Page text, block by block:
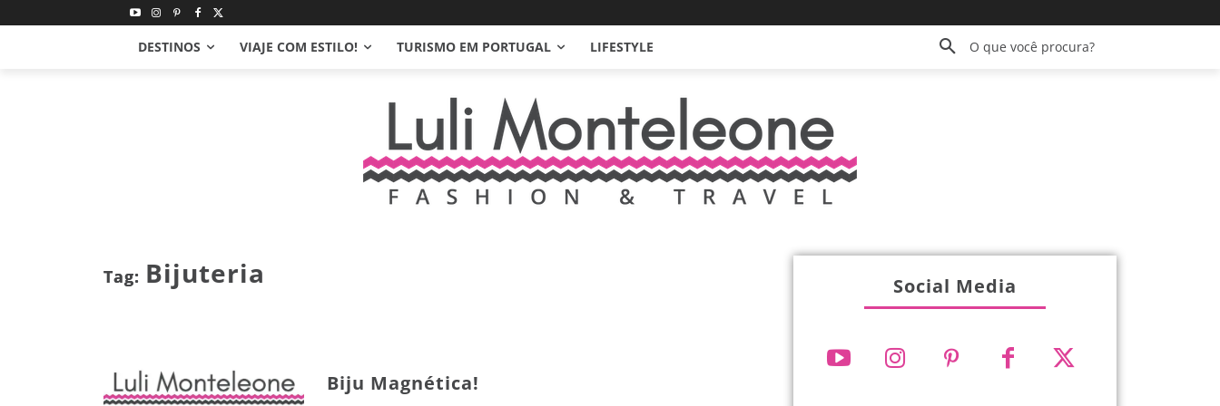
DESTINOS VIAJE COM ESTILO! TURISMO EM PORTUGAL LIFESTYLE O que você procura?
Tag: Bijuteria
Biju Magnética!
Social Media